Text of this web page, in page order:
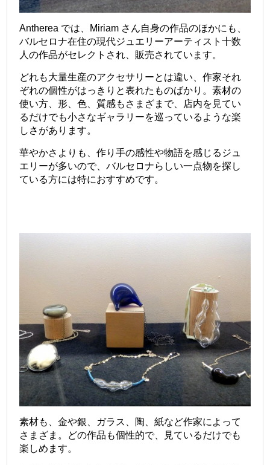
Antherea では、Miriam さん自身の作品のほかにも、
バルセロナ在住の現代ジュエリーアーティスト十数
人の作品がセレクトされ、販売されています。
どれも大量生産のアクセサリーとは違い、作家それ
ぞれの個性がはっきりと表れたものばかり。素材の
使い方、形、色、質感もさまざまで、店内を見てい
るだけでも小さなギャラリーを巡っているような楽
しさがあります。
華やかさよりも、作り手の感性や物語を感じるジュ
エリーが多いので、バルセロナらしい一点物を探し
ている方には特におすすめです。
素材も、金や銀、ガラス、陶、紙など作家によって
さまざま。どの作品も個性的で、見ているだけでも
楽しめます。